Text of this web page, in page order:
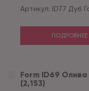
Артикул: ID77 Дуб
ПОДРОБНЕЕ
Form ID69
(2,153)